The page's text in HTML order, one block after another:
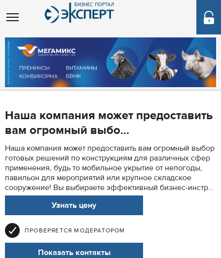
Наша компания может предоставить
вам огромный выбо...
Наша компания может предоставить вам огромный выбор
готовых решений по конструкциям для различных сфер
применения, будь то мобильное укрытие от непогоды,
павильон для мероприятий или крупное складское
сооружение! Вы выбираете эффективный бизнес-инстр...
Узнать цену
ПРОВЕРЯЕТСЯ МОДЕРАТОРОМ
Показать контакты